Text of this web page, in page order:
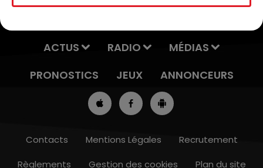
ACTUS RADIO
MÉDIAS
PRONOSTICS
JEUX ANNONCEURS
Contacts Mentions Légales
Recrutement
Règlements
Gestion des cookies Plan du site